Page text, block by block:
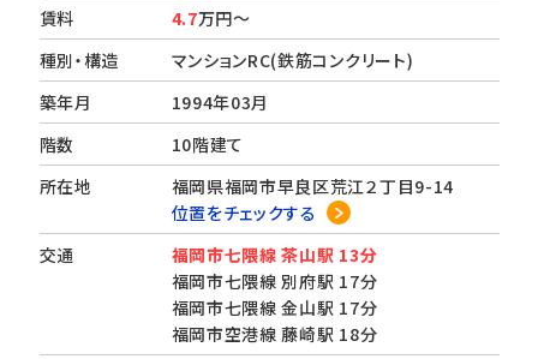
賃料
4.7万円～
種別・構造
マンションRC(鉄筋コンクリート)
築年月
1994年03月
階数
10階建て
所在地
福岡県福岡市早良区荒江２丁目9-14
位置をチェックする
交通
福岡市七隈線 茶山駅 13分
福岡市七隈線 別府駅 17分
福岡市七隈線 金山駅 17分
福岡市空港線 藤崎駅 18分